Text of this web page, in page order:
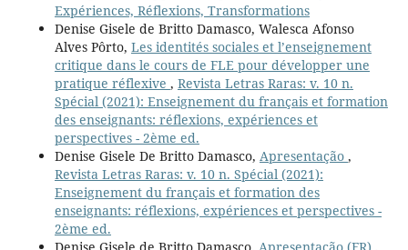
Expériences, Réflexions, Transformations
Denise Gisele de Britto Damasco, Walesca Afonso
Alves Pôrto, Les identités sociales et l’enseignement
critique dans le cours de FLE pour développer une
pratique réflexive , Revista Letras Raras: v. 10 n.
Spécial (2021): Enseignement du français et formation
des enseignants: réflexions, expériences et
perspectives - 2ème ed.
Denise Gisele De Britto Damasco, Apresentação ,
Revista Letras Raras: v. 10 n. Spécial (2021):
Enseignement du français et formation des
enseignants: réflexions, expériences et perspectives -
2ème ed.